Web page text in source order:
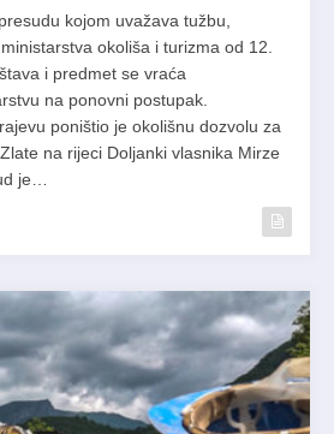
kojom uvažava tužbu,
okoliša i turizma od 12.
i predmet se vraća
na ponovni postupak.
poništio je okolišnu dozvolu za
na rijeci Doljanki vlasnika Mirze
je…